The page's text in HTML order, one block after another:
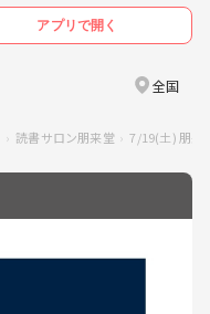
アプリで開く
全国
読書サロン朋来堂 7/19(土) 朋来